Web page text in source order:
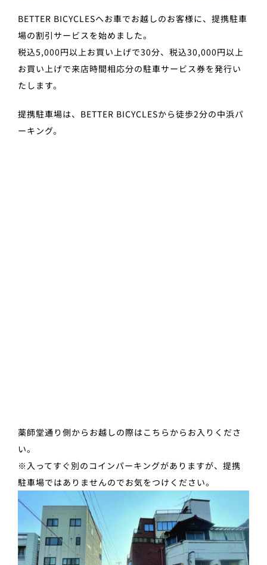
BETTER BICYCLESへお車でお越しのお客様に、提携駐車
場の割引サービスを始めました。
税込5,000円以上お買い上げで30分、税込30,000円以上
お買い上げで来店時間相応分の駐車サービス券を発行い
たします。
提携駐車場は、BETTER BICYCLESから徒歩2分の中浜パ
ーキング。
薬師堂通り側からお越しの際はこちらからお入りくださ
い。
※入ってすぐ別のコインパーキングがありますが、提携
駐車場ではありませんのでお気をつけください。